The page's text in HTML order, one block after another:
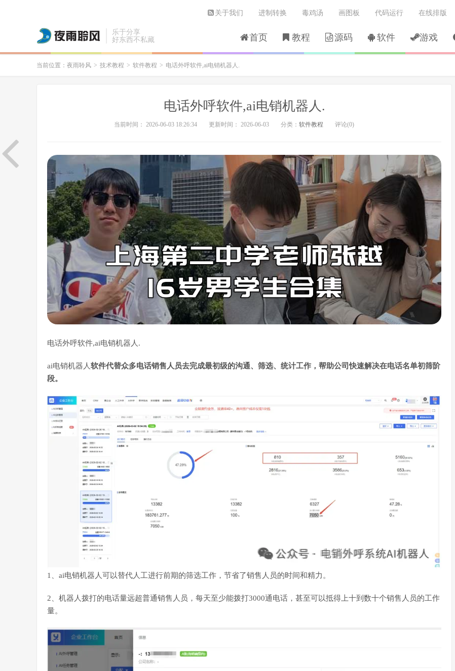
乐于分享
好东西不私藏
首页 教程 源码 软件 游戏
关于我们 进制转换 毒鸡汤 画图板 代码运行 在线排版
当前位置： 夜雨聆风 > 技术教程 > 软件教程 > 电话外呼软件,ai电销机器人.
电话外呼软件,ai电销机器人.
当前时间： 2026-06-03 18:26:34 更新时间： 2026-06-03 分类： 软件教程 评论(0)
电话外呼软件,ai电销机器人.
ai电销机器人软件代替众多电话销售人员去完成最初级的沟通、筛选、统计工作，帮助公司快速解决在电话名单初筛阶
段。
1、 ai电销机器人可以替代人工进行前期的筛选工作，节省了销售人员的时间和精力。
2、机器人拨打的电话量远超普通销售人员，每天至少能拨打3000通电话，甚至可以抵得上十到数十个销售人员的工作
量。